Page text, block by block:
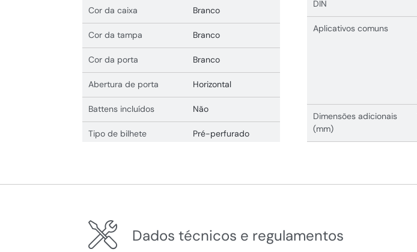
Cor da caixa Branco
Cor da tampa Branco
Cor da porta Branco
Abertura de porta Horizontal
Battens incluídos Não
Tipo de bilhete Pré-perfurado
DIN
Aplicativos comuns
Dimensões adicionais
(mm)
Dados técnicos e regulamentos